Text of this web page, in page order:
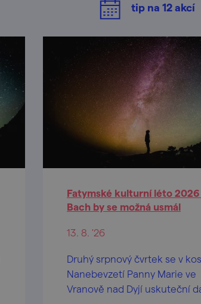
tip na 12akcí
Fatymské kulturní léto 2026
Bach by se možná usmál
13. 8. '26
Druhý srpnový čvrtek se v
Nanebevzetí Panny Marie ve
Vranově nad Dyjí uskuteční